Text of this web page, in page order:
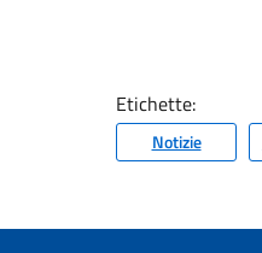
Etichette:
Notizie